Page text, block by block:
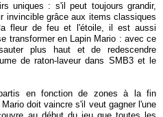
uniques : s'il peut toujours grandir,
invincible grâce aux items classiques
fleur de feu et l'étoile, il est aussi
transformer en Lapin Mario : avec ce
plus haut et de redescendre
de raton-laveur dans SMB3 et le
en fonction de zones à la fin
doit vaincre s'il veut gagner l'une